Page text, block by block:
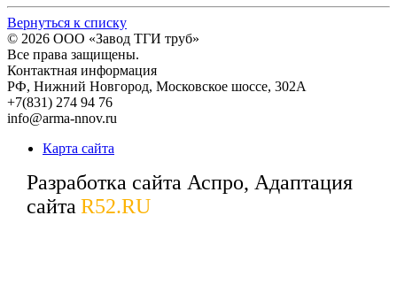
Вернуться к списку
© 2026 ООО «Завод ТГИ труб»
Все права защищены.
Контактная информация
РФ, Нижний Новгород, Московское шоссе, 302А
+7(831) 274 94 76
info@arma-nnov.ru
Карта сайта
Разработка сайта Аспро, Адаптация
сайта R52.RU